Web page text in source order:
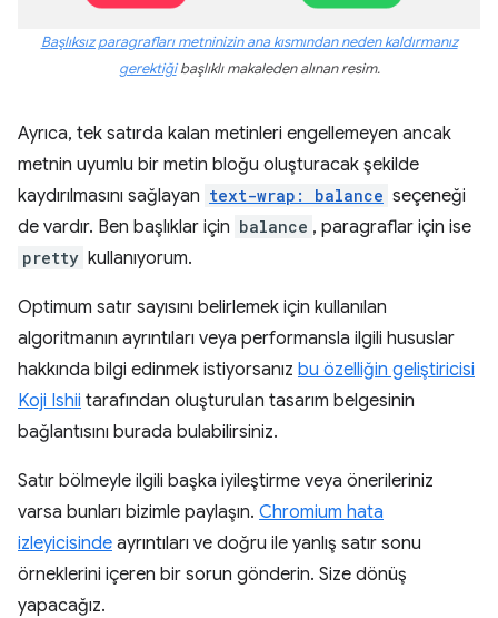
Başlıksız paragrafları metninizin ana kısmından neden kaldırmanız
gerektiğibaşlıklı makaleden alınan resim.
Ayrıca, tek satırda kalan metinleri engellemeyen ancak
metnin uyumlu bir metin bloğu oluşturacak şekilde
kaydırılmasını sağlayan text-wrap: balance seçeneği
de vardır. Ben başlıklar için balance , paragraflar için ise
pretty kullanıyorum.
Optimum satır sayısını belirlemek için kullanılan
algoritmanın ayrıntıları veya performansla ilgili hususlar
hakkında bilgi edinmek istiyorsanız bu özelliğin geliştiricisi
Koji Ishii tarafından oluşturulan tasarım belgesinin
bağlantısını burada bulabilirsiniz.
Satır bölmeyle ilgili başka iyileştirme veya önerileriniz
varsa bunları bizimle paylaşın. Chromium hata
izleyicisinde ayrıntıları ve doğru ile yanlış satır sonu
örneklerini içeren bir sorun gönderin. Size dönüş
yapacağız.